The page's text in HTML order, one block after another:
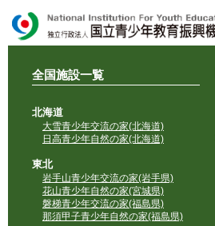
全国施設一覧
北海道
大雪青少年交流の家(北海道)
日高青少年自然の家(北海道)
東北
岩手山青少年交流の家(岩手県)
花山青少年自然の家(宮城県)
磐梯青少年交流の家(福島県)
那須甲子青少年自然の家(福島県)